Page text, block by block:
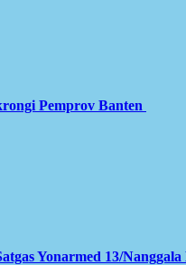
Pemprov Banten
Yonarmed 13/